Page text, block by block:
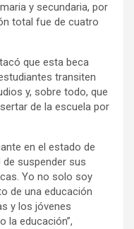
y secundaria, por
total fue de cuatro
que esta beca
transiten
y, sobre todo, que
de la escuela por
en el estado de
suspender sus
Yo no solo soy
de una educación
y los jóvenes
la educación”,